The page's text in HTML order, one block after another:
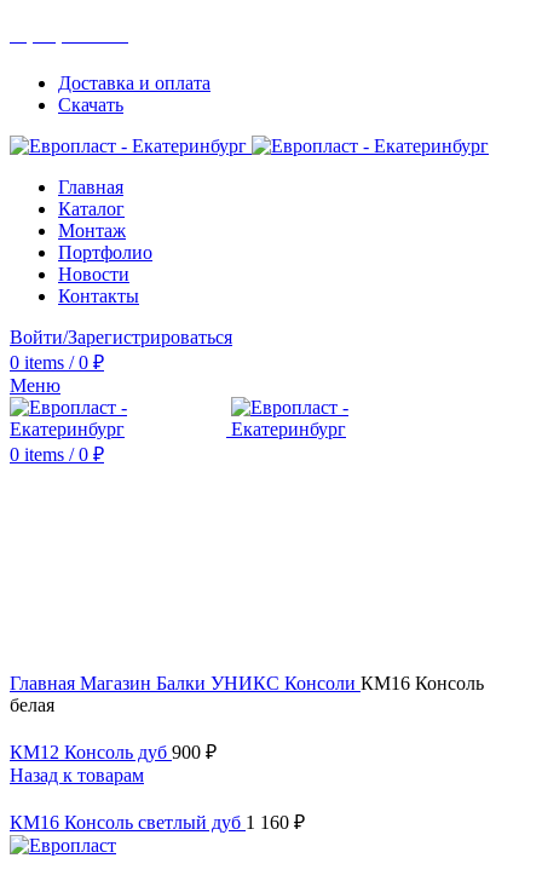
Доставка и оплата
Скачать
Главная
Каталог
Монтаж
Портфолио
Новости
Контакты
Войти/Зарегистрироваться
0 items / 0 ₽
Меню
0 items / 0 ₽
Главная Магазин Балки УНИКС Консоли КМ16 Консоль
белая
КМ12 Консоль дуб 900 ₽
Назад к товарам
КМ16 Консоль светлый дуб 1 160 ₽